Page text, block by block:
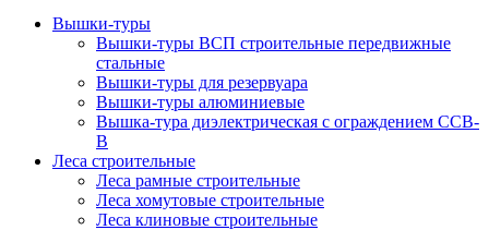
Вышки-туры
Вышки-туры ВСП строительные передвижные
стальные
Вышки-туры для резервуара
Вышки-туры алюминиевые
Вышка-тура диэлектрическая с ограждением ССВ-
В
Леса строительные
Леса рамные строительные
Леса хомутовые строительные
Леса клиновые строительные